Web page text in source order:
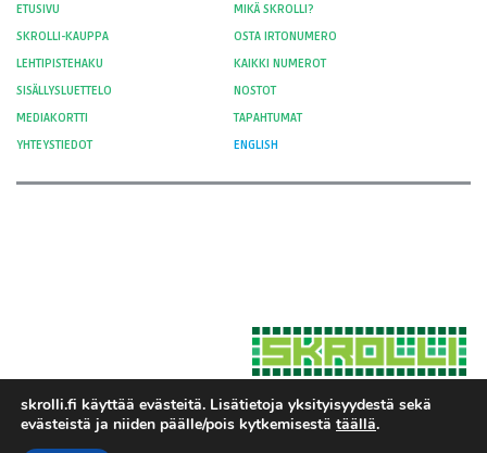
ETUSIVU
MIKÄ SKROLLI?
SKROLLI-KAUPPA
OSTA IRTONUMERO
LEHTIPISTEHAKU
KAIKKI NUMEROT
SISÄLLYSLUETTELO
NOSTOT
MEDIAKORTTI
TAPAHTUMAT
YHTEYSTIEDOT
ENGLISH
Hosted by Moment Digital
skrolli.fi käyttää evästeitä. Lisätietoja yksityisyydestä sekä
evästeistä ja niiden päälle/pois kytkemisestä täällä.